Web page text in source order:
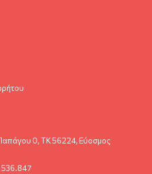
0, ΤΚ 56224, Εύοσμος
536.847